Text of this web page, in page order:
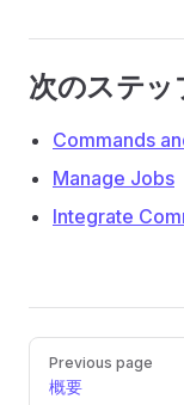
次のステッ
Commands
Manage Jobs
Integrate
Pager
Previous page
概要